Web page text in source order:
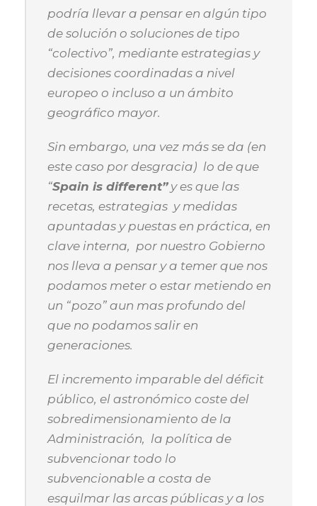
podría llevar a pensar en algún tipo
de solución o soluciones de tipo
“colectivo”, mediante estrategias y
decisiones coordinadas a nivel
europeo o incluso a un ámbito
geográfico mayor.
Sin embargo, una vez más se da (en
este caso por desgracia) lo de que
“Spain is different”y es que las
recetas, estrategias y medidas
apuntadas y puestas en práctica, en
clave interna, por nuestro Gobierno
nos lleva a pensar y a temer que nos
podamos meter o estar metiendo en
un “pozo” aun mas profundo del
que no podamos salir en
generaciones.
El incremento imparable del déficit
público, el astronómico coste del
sobredimensionamiento de la
Administración, la política de
subvencionar todo lo
subvencionable a costa de
esquilmar las arcas públicas y a los